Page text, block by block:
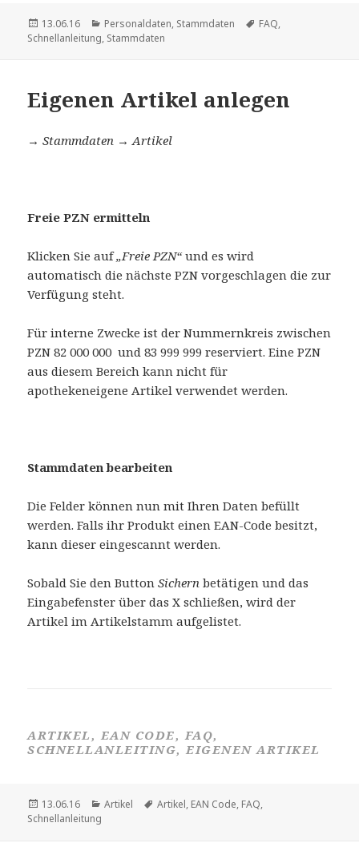
Veröffentlicht
am
13.06.16 Kategorien
Personaldaten, Stammdaten Schlagwörter
FAQ,
Schnellanleitung, Stammdaten
Eigenen Artikel anlegen
→ Stammdaten → Artikel
Freie PZN ermitteln
Klicken Sie auf„Freie PZN“und es wird
automatisch die nächste PZN vorgeschlagen die zur
Verfügung steht.
Für interne Zwecke ist der Nummernkreis zwischen
PZN 82 000 000 und 83 999 999 reserviert. Eine PZN
aus diesem Bereich kann nicht für
apothekeneigene Artikel verwendet werden.
Stammdaten bearbeiten
Die Felder können nun mit Ihren Daten befüllt
werden. Falls ihr Produkt einen EAN-Code besitzt,
kann dieser eingescannt werden.
Sobald Sie den ButtonSichern betätigen und das
Eingabefenster über das X schließen, wird der
Artikel im Artikelstamm aufgelistet.
ARTIKEL, EAN CODE, FAQ,
SCHNELLANLEITING, EIGENEN ARTIKEL
Veröffentlicht
am
13.06.16 Kategorien
Artikel Schlagwörter
Artikel, EAN Code, FAQ,
Schnellanleitung